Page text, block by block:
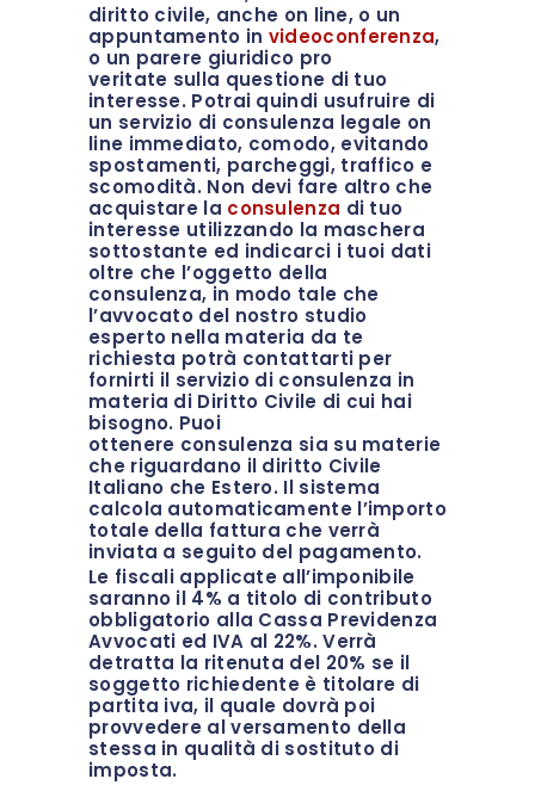
diritto civile, anche on line, o un
appuntamento in videoconferenza,
o un parere giuridico pro
veritate sulla questione di tuo
interesse. Potrai quindi usufruire di
un servizio di consulenza legale on
line immediato, comodo, evitando
spostamenti, parcheggi, traffico e
scomodità. Non devi fare altro che
acquistare la consulenza di tuo
interesse utilizzando la maschera
sottostante ed indicarci i tuoi dati
oltre che l’oggetto della
consulenza, in modo tale che
l’avvocato del nostro studio
esperto nella materia da te
richiesta potrà contattarti per
fornirti il servizio di consulenza in
materia di Diritto Civile di cui hai
bisogno. Puoi
ottenere consulenza sia su materie
che riguardano il diritto Civile
Italiano che Estero. Il sistema
calcola automaticamente l’importo
totale della fattura che verrà
inviata a seguito del pagamento.
Le fiscali applicate all’imponibile
saranno il 4% a titolo di contributo
obbligatorio alla Cassa Previdenza
Avvocati ed IVA al 22%. Verrà
detratta la ritenuta del 20% se il
soggetto richiedente è titolare di
partita iva, il quale dovrà poi
provvedere al versamento della
stessa in qualità di sostituto di
imposta.